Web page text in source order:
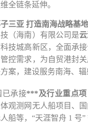
全链条延伸。
三亚 打造南海战略基地
（海南）有限公司是
技城高新区，全面承
控需求，为自贸港封
案，建设服务南海、辐
已承接***及行业重点项
观测网无人船项目、
船等，“天涯智舟 1 号